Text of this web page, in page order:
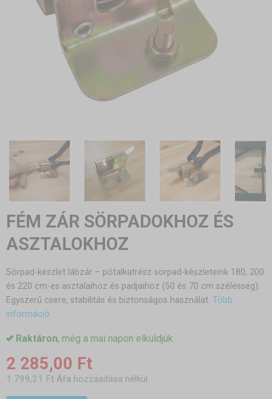
FÉM ZÁR SÖRPADOKHOZ ÉS
ASZTALOKHOZ
Sörpad-készlet lábzár – pótalkatrész sörpad-készleteink 180, 200
és 220 cm-es asztalaihoz és padjaihoz (50 és 70 cm szélesség).
Egyszerű csere, stabilitás és biztonságos használat. Több
információ
Raktáron, még a mai napon elküldjük
2 285,00 Ft
1 799,21 Ft Áfa hozzáadása nélkül